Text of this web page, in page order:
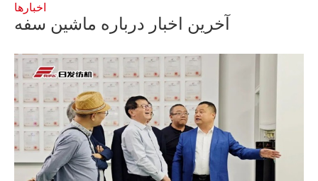
اخبارها
آخرین اخبار درباره ماشین سفه